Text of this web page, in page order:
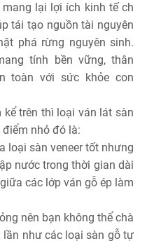
lại lợi ích kinh tế ch
tái tạo nguồn tài nguyên
phá rừng nguyên sinh.
tính bền vững, thân
toàn với sức khỏe con
trên thì loại ván lát sàn
nhỏ đó là:
loại sàn veneer tốt nhưng
nước trong thời gian dài
các lớp ván gỗ ép làm
nên bạn không thể chà
như các loại sàn gỗ tự